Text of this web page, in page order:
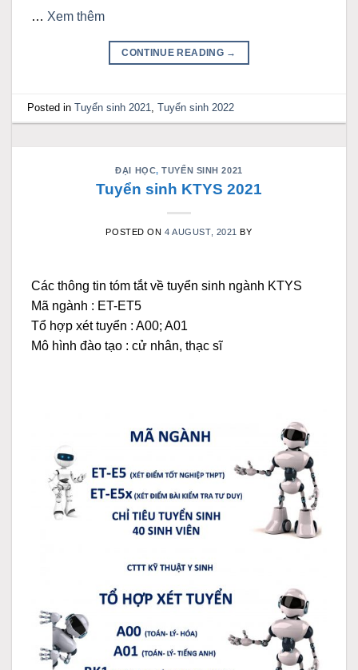
… Xem thêm
CONTINUE READING →
Posted inTuyển sinh 2021 ,Tuyển sinh 2022
ĐẠI HỌC,TUYỂN SINH 2021
Tuyển sinh KTYS 2021
POSTED ON4 AUGUST, 2021 BY
Các thông tin tóm tắt về tuyển sinh ngành KTYS
Mã ngành : ET-ET5
Tổ hợp xét tuyển : A00; A01
Mô hình đào tạo : cử nhân, thạc sĩ